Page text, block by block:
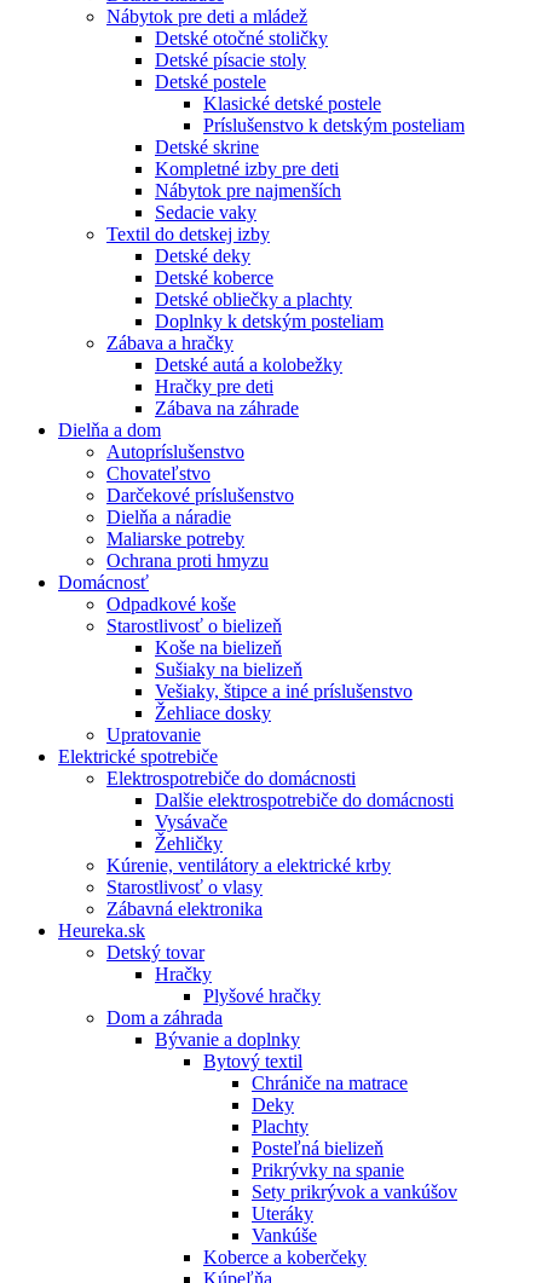
Nábytok pre deti a mládež
Detské otočné stoličky
Detské písacie stoly
Detské postele
Klasické detské postele
Príslušenstvo k detským posteliam
Detské skrine
Kompletné izby pre deti
Nábytok pre najmenších
Sedacie vaky
Textil do detskej izby
Detské deky
Detské koberce
Detské obliečky a plachty
Doplnky k detským posteliam
Zábava a hračky
Detské autá a kolobežky
Hračky pre deti
Zábava na záhrade
Dielňa a dom
Autopríslušenstvo
Chovateľstvo
Darčekové príslušenstvo
Dielňa a náradie
Maliarske potreby
Ochrana proti hmyzu
Domácnosť
Odpadkové koše
Starostlivosť o bielizeň
Koše na bielizeň
Sušiaky na bielizeň
Vešiaky, štipce a iné príslušenstvo
Žehliace dosky
Upratovanie
Elektrické spotrebiče
Elektrospotrebiče do domácnosti
Dalšie elektrospotrebiče do domácnosti
Vysávače
Žehličky
Kúrenie, ventilátory a elektrické krby
Starostlivosť o vlasy
Zábavná elektronika
Heureka.sk
Detský tovar
Hračky
Plyšové hračky
Dom a záhrada
Bývanie a doplnky
Bytový textil
Chrániče na matrace
Deky
Plachty
Posteľná bielizeň
Prikrývky na spanie
Sety prikrývok a vankúšov
Uteráky
Vankúše
Koberce a koberčeky
Kúpeľňa